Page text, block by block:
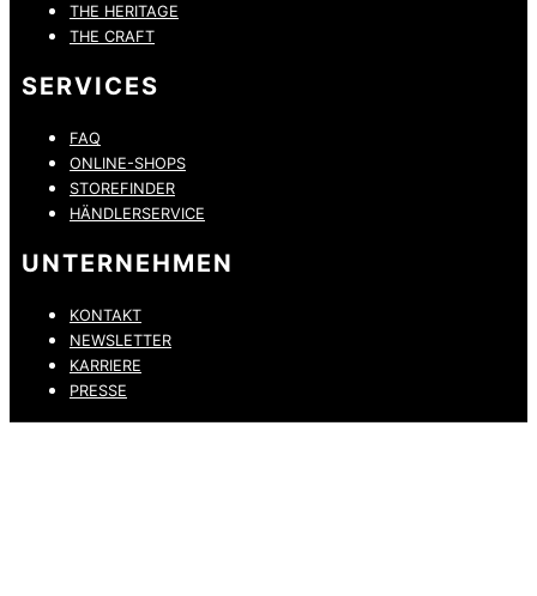
THE HERITAGE
THE CRAFT
SERVICES
FAQ
ONLINE-SHOPS
STOREFINDER
HÄNDLERSERVICE
UNTERNEHMEN
KONTAKT
NEWSLETTER
KARRIERE
PRESSE